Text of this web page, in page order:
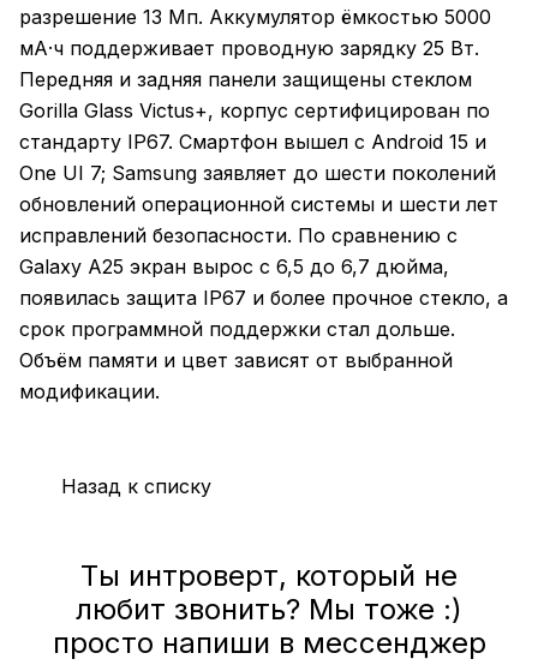
разрешение 13 Мп. Аккумулятор ёмкостью 5000
мА·ч поддерживает проводную зарядку 25 Вт.
Передняя и задняя панели защищены стеклом
Gorilla Glass Victus+, корпус сертифицирован по
стандарту IP67. Смартфон вышел с Android 15 и
One UI 7; Samsung заявляет до шести поколений
обновлений операционной системы и шести лет
исправлений безопасности. По сравнению с
Galaxy A25 экран вырос с 6,5 до 6,7 дюйма,
появилась защита IP67 и более прочное стекло, а
срок программной поддержки стал дольше.
Объём памяти и цвет зависят от выбранной
модификации.
Назад к списку
Ты интроверт, который не
любит звонить? Мы тоже :)
просто напиши в мессенджер